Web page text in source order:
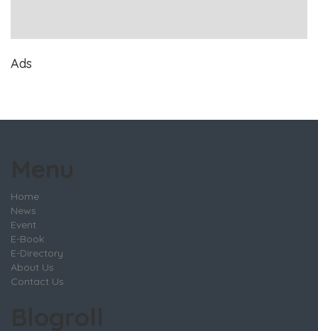
Ads
Home
News
Event
E-Book
E-Directory
About Us
Contact Us